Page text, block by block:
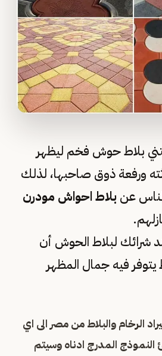
بلاط حوش فخم ليظهر
ورفعة ذوق صاحبها، لذلك
عن بلاط احواش مودرن
شرائك لبلاط الحوش أن
فيه جمال المظهر
الرخام والبلاط من مصر الى اي
المدرج ادناه وسيتم